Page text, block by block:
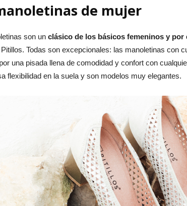
de mujer
son un clásico de los básicos femeninos y por
Todas son excepcionales: las manoletinas con
una pisada llena de comodidad y confort con
flexibilidad en la suela y son modelos muy elegantes.